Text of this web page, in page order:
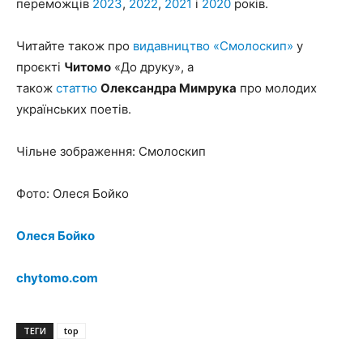
переможців 2023, 2022, 2021 і 2020 років.
Читайте також про видавництво «Смолоскип» у
проєкті Читомо «До друку», а
також статтю Олександра Мимрука про молодих
українських поетів.
Чільне зображення: Смолоскип
Фото: Олеся Бойко
Олеся Бойко
chytomo.com
ТЕГИ top